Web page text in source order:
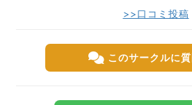
>>口コミ投稿
このサークルに